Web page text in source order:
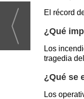
El récord
¿Qué
Los
tragedia
¿Qué se
Los